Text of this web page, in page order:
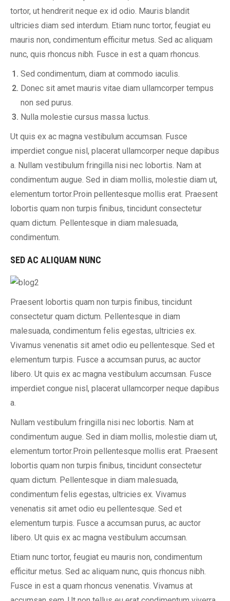
tortor, ut hendrerit neque ex id odio. Mauris blandit
ultricies diam sed interdum. Etiam nunc tortor, feugiat eu
mauris non, condimentum efficitur metus. Sed ac aliquam
nunc, quis rhoncus nibh. Fusce in est a quam rhoncus.
Sed condimentum, diam at commodo iaculis.
Donec sit amet mauris vitae diam ullamcorper tempus
non sed purus.
Nulla molestie cursus massa luctus.
Ut quis ex ac magna vestibulum accumsan. Fusce
imperdiet congue nisl, placerat ullamcorper neque dapibus
a. Nullam vestibulum fringilla nisi nec lobortis. Nam at
condimentum augue. Sed in diam mollis, molestie diam ut,
elementum tortor.Proin pellentesque mollis erat. Praesent
lobortis quam non turpis finibus, tincidunt consectetur
quam dictum. Pellentesque in diam malesuada,
condimentum.
SED AC ALIQUAM NUNC
Praesent lobortis quam non turpis finibus, tincidunt
consectetur quam dictum. Pellentesque in diam
malesuada, condimentum felis egestas, ultricies ex.
Vivamus venenatis sit amet odio eu pellentesque. Sed et
elementum turpis. Fusce a accumsan purus, ac auctor
libero. Ut quis ex ac magna vestibulum accumsan. Fusce
imperdiet congue nisl, placerat ullamcorper neque dapibus
a.
Nullam vestibulum fringilla nisi nec lobortis. Nam at
condimentum augue. Sed in diam mollis, molestie diam ut,
elementum tortor.Proin pellentesque mollis erat. Praesent
lobortis quam non turpis finibus, tincidunt consectetur
quam dictum. Pellentesque in diam malesuada,
condimentum felis egestas, ultricies ex. Vivamus
venenatis sit amet odio eu pellentesque. Sed et
elementum turpis. Fusce a accumsan purus, ac auctor
libero. Ut quis ex ac magna vestibulum accumsan.
Etiam nunc tortor, feugiat eu mauris non, condimentum
efficitur metus. Sed ac aliquam nunc, quis rhoncus nibh.
Fusce in est a quam rhoncus venenatis. Vivamus at